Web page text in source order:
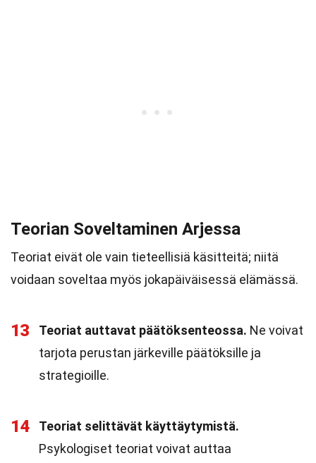
Teorian Soveltaminen Arjessa
Teoriat eivät ole vain tieteellisiä käsitteitä; niitä
voidaan soveltaa myös jokapäiväisessä elämässä.
13 Teoriat auttavat päätöksenteossa. Ne voivat
tarjota perustan järkeville päätöksille ja
strategioille.
14
Teoriat selittävät käyttäytymistä.
Psykologiset teoriat voivat auttaa